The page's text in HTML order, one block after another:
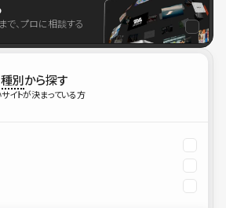
で、プロに相談する
種別から探す
イトが決まっている方